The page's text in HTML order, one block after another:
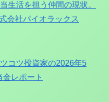
生活を担う仲間の現状。
会社パイオラックス
コツ投資家の2026年5
金レポート